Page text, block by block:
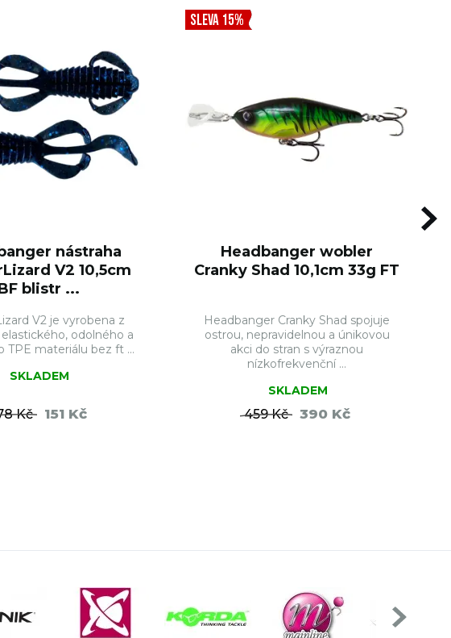
nástraha
V2 10,5cm
blistr ...
V2 je vyrobena z
odolného a
TPE materiálu bez ft ...
SKLADEM
Kč 151 Kč
SLEVA 15%
Headbanger wobler
Cranky Shad 10,1cm 33g FT
Headbanger Cranky Shad spojuje
ostrou, nepravidelnou a únikovou
akci do stran s výraznou
nízkofrekvenční ...
SKLADEM
459 Kč 390 Kč